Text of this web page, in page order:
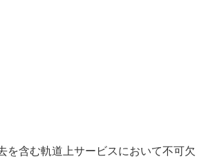
を含む軌道上サービスにおいて不可欠